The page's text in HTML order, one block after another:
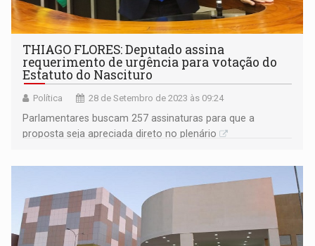
THIAGO FLORES: Deputado assina
requerimento de urgência para votação do
Estatuto do Nascituro
Política 28 de Setembro de 2023 às 09:24
Parlamentares buscam 257 assinaturas para que a
proposta seja apreciada direto no plenário